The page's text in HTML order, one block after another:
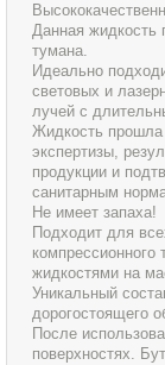
Данная жидкость
тумана.
Идеально
световых и
лучей с
Жидкость прошла
экспертизы,
продукции и
санитарным
Не имеет запаха!
Подходит для
жидкостями на
Уникальный
дорогостоящего
После
поверхностях.